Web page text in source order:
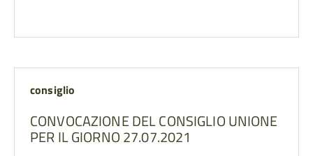
consiglio
CONVOCAZIONE DEL CONSIGLIO UNIONE
PER IL GIORNO 27.07.2021